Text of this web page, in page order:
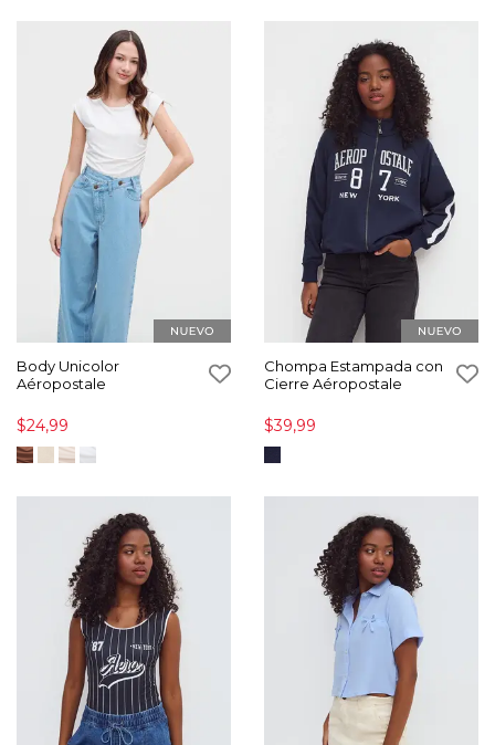
Body Unicolor
Aéropostale
$24,99
Chompa Estampada con
Cierre Aéropostale
$39,99